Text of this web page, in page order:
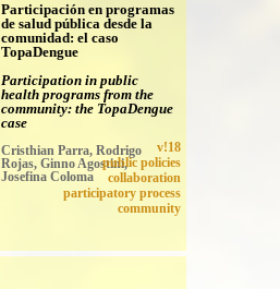
Participación en programas
de salud pública desde la
comunidad: el caso
TopaDengue
Participation in public
health programs from the
community: the TopaDengue
case
Cristhian Parra, Rodrigo
Rojas, Ginno Agostini,
Josefina Coloma
v!18
public policies
collaboration
participatory process
community